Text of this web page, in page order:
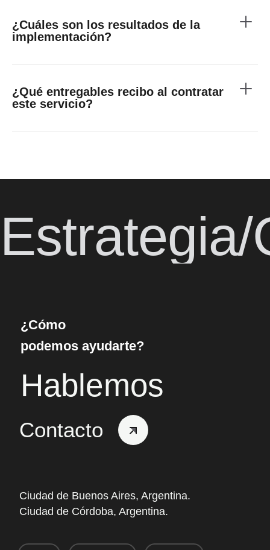
¿Cuáles son los resultados de la
implementación?
¿Qué entregables recibo al contratar
este servicio?
Estrategia/
¿Cómo
podemos ayudarte?
Hablemos
Contacto
Ciudad de Buenos Aires, Argentina.
Ciudad de Córdoba, Argentina.